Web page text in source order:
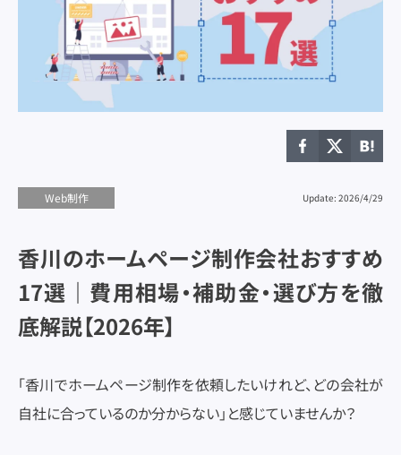
コーポレートサイト
コンテンツ制作
サービスサイト
サイトコンセプト
サイトレイアウト
サイト分析ツール
サイト制作ツール
サイト制作費用
サイト改善
スマホ
ターゲット設定
ブランディング
ブランドサイト
フレームワーク
リード獲得
制作スキル
広告予算
Web制作
コーポレートサイト
コンテンツ制作
サービスサイト
サイトコンセプト
サイトレイアウト
サイト分析ツール
サイト制作ツール
サイト制作費用
サイト改善
スマホ
ターゲット設定
ブランディング
ブランドサイト
フレームワーク
リード獲得
制作スキル
広告予算
Web制作
Web制作 Update: 2026/4/29
香川のホームページ制作会社おすすめ
17選｜費用相場・補助金・選び方を徹
底解説【2026年】
「香川でホームページ制作を依頼したいけれど、どの会社が
自社に合っているのか分からない」と感じていませんか？